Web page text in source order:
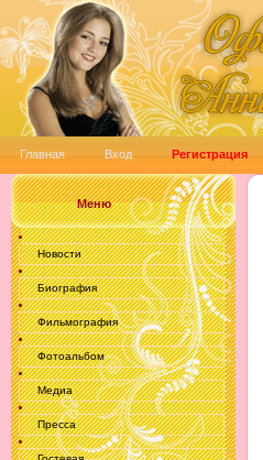
Главная Вход Регистрация
Меню
Новости
Биография
Фильмография
Фотоальбом
Медиа
Пресса